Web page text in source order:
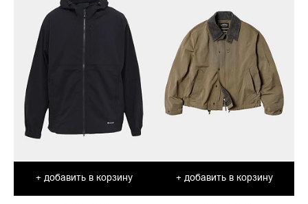
+ добавить в корзину + добавить в корзину